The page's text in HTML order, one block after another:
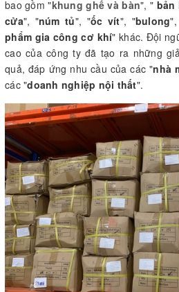
bao gồm "khung ghế và bàn", " bản
cửa", "núm tủ", "ốc vít", "bulong
phẩm gia công cơ khí" khác. Đội
cao của công ty đã tạo ra những
quả, đáp ứng nhu cầu của các "nhà
các "doanh nghiệp nội thất".